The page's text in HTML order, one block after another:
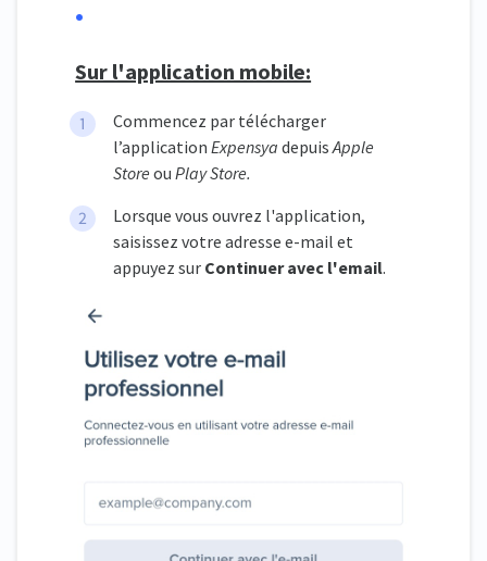
Sur l'application mobile:
Commencez par télécharger
l’application Expensya depuis Apple
Store ou Play Store.
Lorsque vous ouvrez l'application,
saisissez votre adresse e-mail et
appuyez sur Continuer avec l'email.